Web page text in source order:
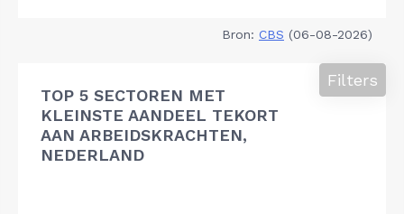
Bron: CBS (06-08-2026)
TOP 5 SECTOREN MET
KLEINSTE AANDEEL TEKORT
AAN ARBEIDSKRACHTEN,
NEDERLAND
Filters